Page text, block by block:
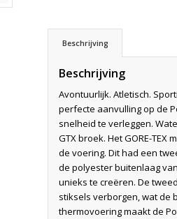
Beschrijving
Beschrijving
Avontuurlijk. Atletisch.
perfecte aanvulling op de
snelheid te verleggen.
GTX broek. Het GORE-
de voering. Dit had een
de polyester buitenlaag
unieks te creëren. De
stiksels verborgen, wat de
thermovoering maakt de